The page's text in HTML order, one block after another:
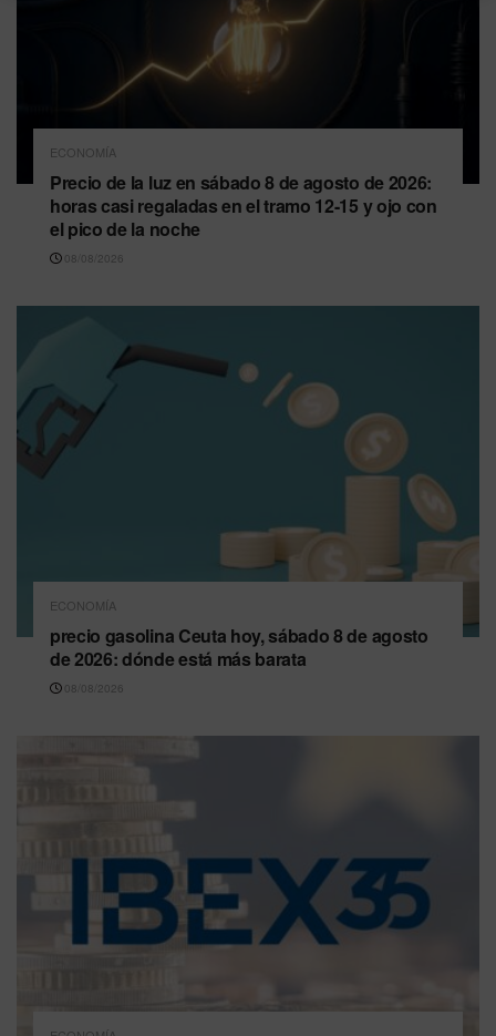
ECONOMÍA
Precio de la luz en sábado 8 de agosto de 2026:
horas casi regaladas en el tramo 12-15 y ojo con
el pico de la noche
08/08/2026
ECONOMÍA
precio gasolina Ceuta hoy, sábado 8 de agosto
de 2026: dónde está más barata
08/08/2026